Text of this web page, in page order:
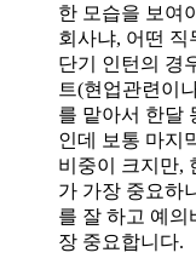
한 모습을 보여
회사냐, 어떤 직
단기 인턴의 경
트(현업관련이
를 맡아서 한달
인데 보통 마지
비중이 크지만,
가 가장 중요하
를 잘 하고 예
장 중요합니다.